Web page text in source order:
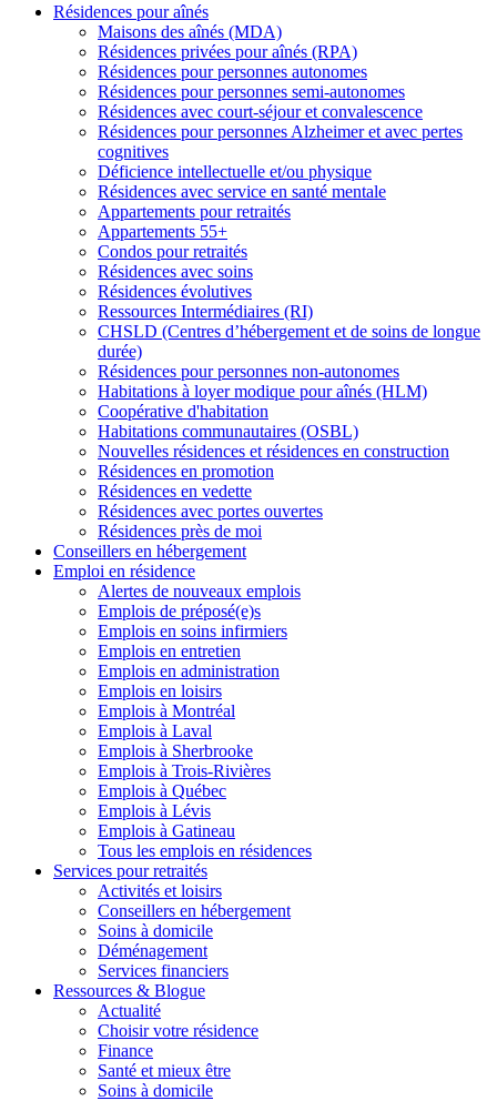
Résidences pour aînés
Maisons des aînés (MDA)
Résidences privées pour aînés (RPA)
Résidences pour personnes autonomes
Résidences pour personnes semi-autonomes
Résidences avec court-séjour et convalescence
Résidences pour personnes Alzheimer et avec pertes
cognitives
Déficience intellectuelle et/ou physique
Résidences avec service en santé mentale
Appartements pour retraités
Appartements 55+
Condos pour retraités
Résidences avec soins
Résidences évolutives
Ressources Intermédiaires (RI)
CHSLD (Centres d’hébergement et de soins de longue
durée)
Résidences pour personnes non-autonomes
Habitations à loyer modique pour aînés (HLM)
Coopérative d'habitation
Habitations communautaires (OSBL)
Nouvelles résidences et résidences en construction
Résidences en promotion
Résidences en vedette
Résidences avec portes ouvertes
Résidences près de moi
Conseillers en hébergement
Emploi en résidence
Alertes de nouveaux emplois
Emplois de préposé(e)s
Emplois en soins infirmiers
Emplois en entretien
Emplois en administration
Emplois en loisirs
Emplois à Montréal
Emplois à Laval
Emplois à Sherbrooke
Emplois à Trois-Rivières
Emplois à Québec
Emplois à Lévis
Emplois à Gatineau
Tous les emplois en résidences
Services pour retraités
Activités et loisirs
Conseillers en hébergement
Soins à domicile
Déménagement
Services financiers
Ressources & Blogue
Actualité
Choisir votre résidence
Finance
Santé et mieux être
Soins à domicile